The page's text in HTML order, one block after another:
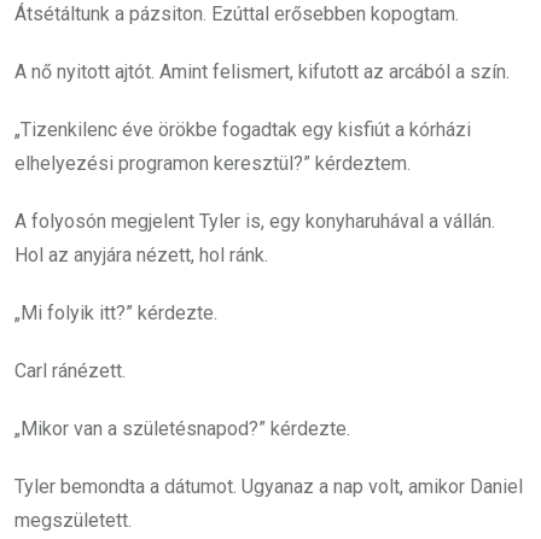
Átsétáltunk a pázsiton. Ezúttal erősebben kopogtam.
A nő nyitott ajtót. Amint felismert, kifutott az arcából a szín.
„Tizenkilenc éve örökbe fogadtak egy kisfiút a kórházi
elhelyezési programon keresztül?” kérdeztem.
A folyosón megjelent Tyler is, egy konyharuhával a vállán.
Hol az anyjára nézett, hol ránk.
„Mi folyik itt?” kérdezte.
Carl ránézett.
„Mikor van a születésnapod?” kérdezte.
Tyler bemondta a dátumot. Ugyanaz a nap volt, amikor Daniel
megszületett.